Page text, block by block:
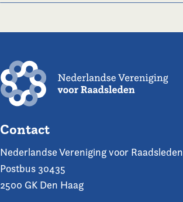
Contact
Nederlandse Vereniging voor Raadsleden
Postbus 30435
2500 GK Den Haag